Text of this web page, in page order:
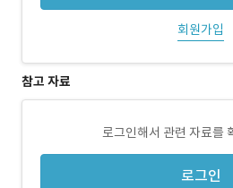
회원가입
참고 자료
로그인해서 관련 자료를
로그인